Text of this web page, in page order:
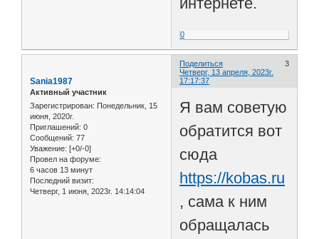
0
Поделиться
3
Четверг, 13 апреля, 2023г.
17:17:37
Sania1987
Активный участник
Зарегистрирован: Понедельник, 15
июня, 2020г.
Приглашений: 0
Сообщений: 77
Уважение: [+0/-0]
Провел на форуме:
6 часов 13 минут
Последний визит:
Четверг, 1 июня, 2023г. 14:14:04
Я вам советую
обратится вот
сюда
https://kobas.ru
, сама к ним
обращалась